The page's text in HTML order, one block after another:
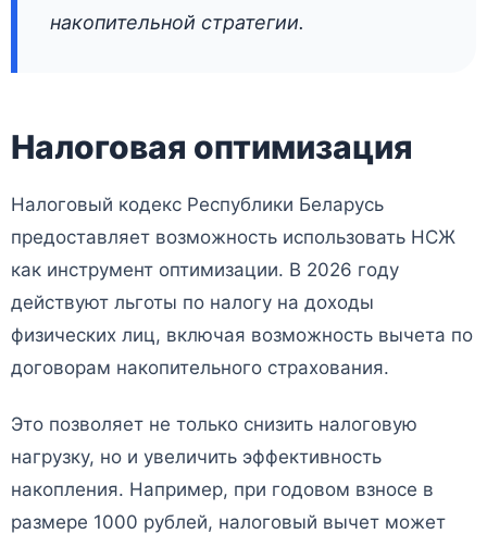
накопительной стратегии.
Налоговая оптимизация
Налоговый кодекс Республики Беларусь
предоставляет возможность использовать НСЖ
как инструмент оптимизации. В 2026 году
действуют льготы по налогу на доходы
физических лиц, включая возможность вычета по
договорам накопительного страхования.
Это позволяет не только снизить налоговую
нагрузку, но и увеличить эффективность
накопления. Например, при годовом взносе в
размере 1000 рублей, налоговый вычет может